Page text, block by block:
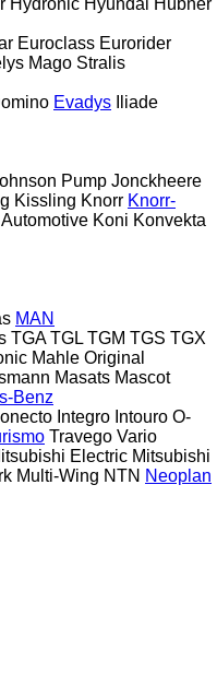
Euroclass Eurorider
Mago Stralis
Evadys
Iliade
Pump Jonckheere
Kissling Knorr Knorr-
Koni Konvekta
MAN
TGA TGL TGM TGS TGX
Mahle Original
Masats Mascot
Benz
Integro Intouro O-
Travego Vario
Electric Mitsubishi
Multi-Wing NTN Neoplan